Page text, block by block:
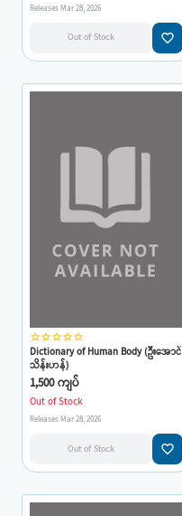
Releases Mar 28, 2026
Out of Stock favorite_border
star_borderstar_borderstar_borderstar_borderstar_border
Dictionary of Human Body (ဦးအောင်
သိန်းဟန်)
1,500 ကျပ်
Out of Stock
Releases Mar 28, 2026
Out of Stock favorite_border